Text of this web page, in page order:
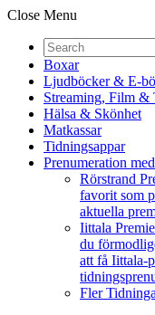
Close Menu
Boxar
Ljudböcker & E-
Streaming, Film &
Hälsa & Skönhet
Matkassar
Tidningsappar
Prenumeration
Rörstrand
favorit som
aktuella
Iittala Premie
du
att få Iittala-
Fler